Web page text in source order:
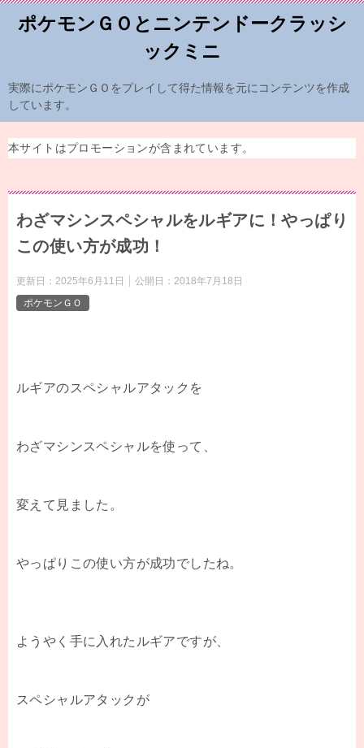
ポケモンＧＯとニンテンドークラッシ
ックミニ
実際にポケモンＧＯをプレイして得た情報を元にコンテンツを作成
しています。
本サイトはプロモーションが含まれています。
わざマシンスペシャルをルギアに！やっぱり
この使い方が成功！
更新日： 2025年6月11日 公開日： 2018年7月18日
ポケモンＧＯ
ルギアのスペシャルアタックを
わざマシンスペシャルを使って、
変えて見ました。
やっぱりこの使い方が成功でしたね。
ようやく手に入れたルギアですが、
スペシャルアタックが